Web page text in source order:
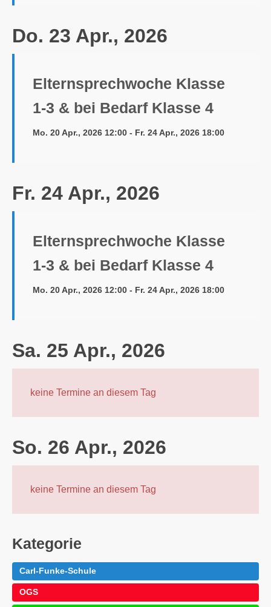
Do. 23 Apr., 2026
Elternsprechwoche Klasse
1-3 & bei Bedarf Klasse 4
Mo. 20 Apr., 2026 12:00 - Fr. 24 Apr., 2026 18:00
Fr. 24 Apr., 2026
Elternsprechwoche Klasse
1-3 & bei Bedarf Klasse 4
Mo. 20 Apr., 2026 12:00 - Fr. 24 Apr., 2026 18:00
Sa. 25 Apr., 2026
keine Termine an diesem Tag
So. 26 Apr., 2026
keine Termine an diesem Tag
Kategorie
Carl-Funke-Schule
OGS